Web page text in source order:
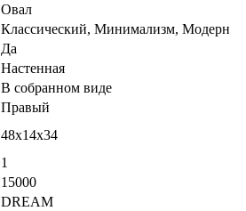
Овал
Классический, Минимализм, Модерн
Да
Настенная
В собранном виде
Правый
48х14х34
1
15000
DREAM